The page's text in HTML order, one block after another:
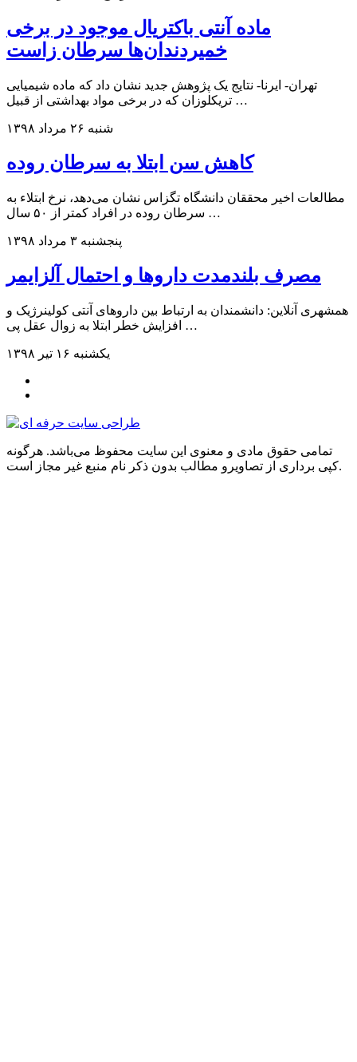
ماده آنتی باکتریال موجود در برخی
خمیردندان‌ها سرطان زاست
تهران- ایرنا- نتایج یک پژوهش جدید نشان داد که ماده شیمیایی
تریکلوزان که در برخی مواد بهداشتی از قبیل …
شنبه ۲۶ مرداد ۱۳۹۸
کاهش سن ابتلا به سرطان روده
مطالعات اخیر محققان دانشگاه تگزاس نشان می‌دهد، نرخ ابتلاء به
سرطان روده در افراد کمتر از ۵۰ سال …
پنجشنبه ۳ مرداد ۱۳۹۸
مصرف بلندمدت داروها و احتمال آلزایمر
همشهری آنلاین: دانشمندان به ارتباط بین داروهای آنتی ‌کولینرژیک و
افزایش خطر ابتلا به زوال عقل پی …
یکشنبه ۱۶ تیر ۱۳۹۸
تمامی حقوق مادی و معنوی این سایت محفوظ می‌باشد. هرگونه
کپی برداری از تصاویرو مطالب بدون ذکر نام منبع غیر مجاز است.